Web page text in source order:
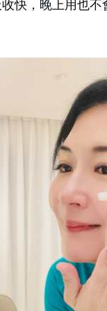
快，晚上用也